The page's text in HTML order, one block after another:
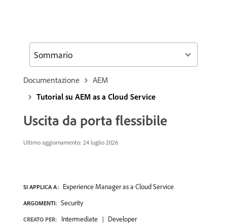
Documentazione
AEM
Tutorial su AEM as a Cloud Service
Uscita da porta flessibile
Ultimo aggiornamento: 24 luglio 2026
SI APPLICA A: Experience Manager as a Cloud Service
ARGOMENTI: Security
CREATO PER: Intermediate Developer
Sommario